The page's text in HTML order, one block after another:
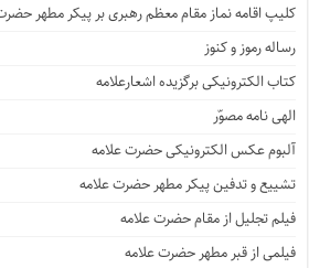
کلیپ اقامه نماز مقام معظم رهبری بر پیکر مطهر
رساله رموز و کنوز
کتاب الکترونیکی برگزیده اشعارعلامه
الهی نامه مصوّر
آلبوم عکس الکترونیکی حضرت علامه
تشییع و تدفین پیکر مطهر حضرت علامه
فیلم تجلیل از مقام حضرت علامه
فیلمی از قبر مطهر حضرت علامه